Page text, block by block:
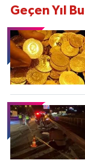
Geçen Yıl